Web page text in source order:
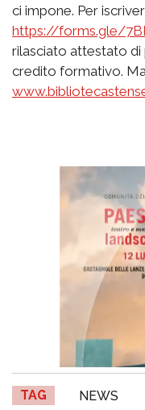
ci impone. Per
https://forms.gle/
rilasciato attestato di
credito formativo.
TAG NEWS